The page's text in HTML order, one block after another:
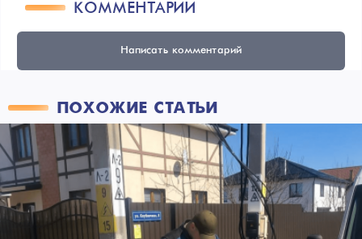
КОММЕНТАРИИ
Написать комментарий
ПОХОЖИЕ СТАТЬИ